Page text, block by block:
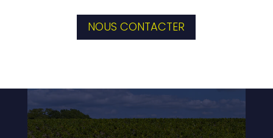
NOUS CONTACTER